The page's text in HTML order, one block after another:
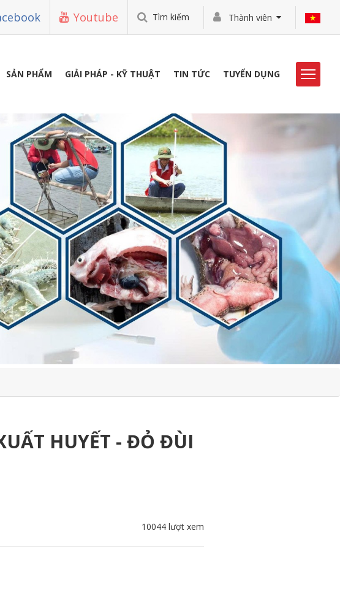
Youtube Tìm kiếm Thành viên
SẢN PHẨM GIẢI PHÁP - KỸ THUẬT TIN TỨC TUYỂN DỤNG
THƯ VIỆN
TUYỂN DỤNG
LIÊN HỆ
HUYẾT - ĐỎ ĐÙI
10044 lượt xem